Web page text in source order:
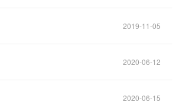
2019-11-05
2020-06-12
2020-06-15